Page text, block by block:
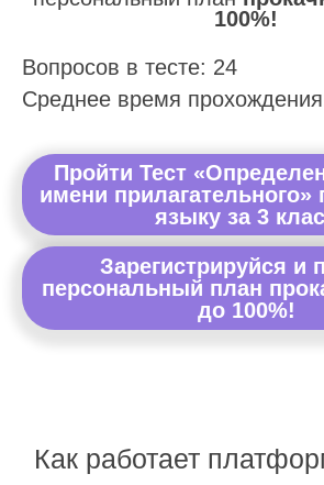
100%!
Вопросов в тесте: 24
Среднее время
Пройти Тест
имени прилагательного»
языку за 3
Зарегистрируйся и
персональный план
до 100%!
Как работает